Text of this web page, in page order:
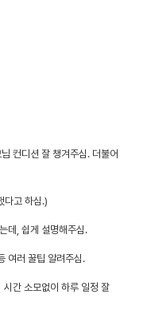
컨디션 잘 챙겨주심. 더불어
다고 하심.)
데, 쉽게 설명해주심.
여러 꿀팁 알려주심.
간 소모없이 하루 일정 잘